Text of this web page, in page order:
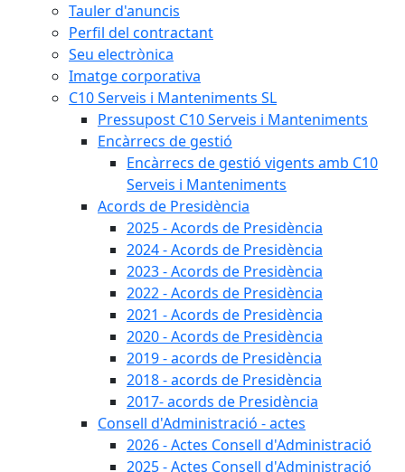
Tauler d'anuncis
Perfil del contractant
Seu electrònica
Imatge corporativa
C10 Serveis i Manteniments SL
Pressupost C10 Serveis i Manteniments
Encàrrecs de gestió
Encàrrecs de gestió vigents amb C10
Serveis i Manteniments
Acords de Presidència
2025 - Acords de Presidència
2024 - Acords de Presidència
2023 - Acords de Presidència
2022 - Acords de Presidència
2021 - Acords de Presidència
2020 - Acords de Presidència
2019 - acords de Presidència
2018 - acords de Presidència
2017- acords de Presidència
Consell d'Administració - actes
2026 - Actes Consell d'Administració
2025 - Actes Consell d'Administració